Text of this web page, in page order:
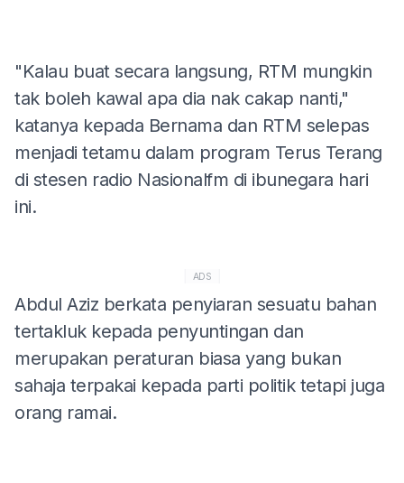
"Kalau buat secara langsung, RTM mungkin
tak boleh kawal apa dia nak cakap nanti,"
katanya kepada Bernama dan RTM selepas
menjadi tetamu dalam program Terus Terang
di stesen radio Nasionalfm di ibunegara hari
ini.
ADS
Abdul Aziz berkata penyiaran sesuatu bahan
tertakluk kepada penyuntingan dan
merupakan peraturan biasa yang bukan
sahaja terpakai kepada parti politik tetapi juga
orang ramai.